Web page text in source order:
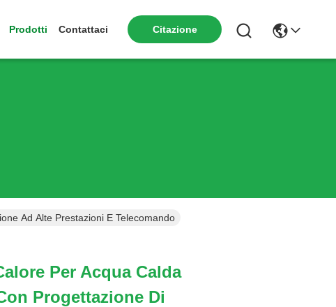
Prodotti Contattaci Citazione
Ad Alte Prestazioni E Telecomando
Per Acqua Calda
Progettazione Di